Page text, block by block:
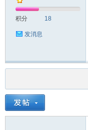
积分 18
发消息